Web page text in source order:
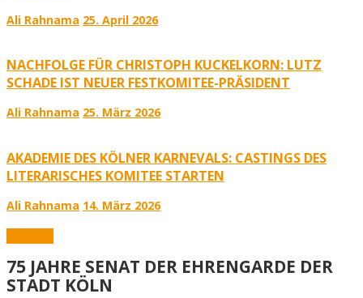
Ali Rahnama 25. April 2026
NACHFOLGE FÜR CHRISTOPH KUCKELKORN: LUTZ
SCHADE IST NEUER FESTKOMITEE-PRÄSIDENT
Ali Rahnama 25. März 2026
AKADEMIE DES KÖLNER KARNEVALS: CASTINGS DES
LITERARISCHES KOMITEE STARTEN
Ali Rahnama 14. März 2026
75 JAHRE SENAT DER EHRENGARDE DER
STADT KÖLN